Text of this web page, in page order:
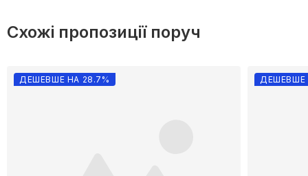
Схожі пропозиції поруч
ДЕШЕВШЕ НА 28.7% ДЕШЕВШЕ